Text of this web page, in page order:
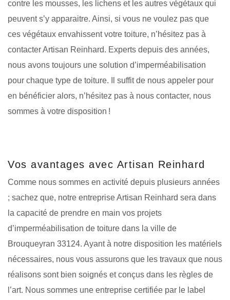
contre les mousses, les lichens et les autres végétaux qui
peuvent s’y apparaitre. Ainsi, si vous ne voulez pas que
ces végétaux envahissent votre toiture, n’hésitez pas à
contacter Artisan Reinhard. Experts depuis des années,
nous avons toujours une solution d’imperméabilisation
pour chaque type de toiture. Il suffit de nous appeler pour
en bénéficier alors, n’hésitez pas à nous contacter, nous
sommes à votre disposition !
Vos avantages avec Artisan Reinhard
Comme nous sommes en activité depuis plusieurs années
; sachez que, notre entreprise Artisan Reinhard sera dans
la capacité de prendre en main vos projets
d’imperméabilisation de toiture dans la ville de
Brouqueyran 33124. Ayant à notre disposition les matériels
nécessaires, nous vous assurons que les travaux que nous
réalisons sont bien soignés et conçus dans les règles de
l’art. Nous sommes une entreprise certifiée par le label